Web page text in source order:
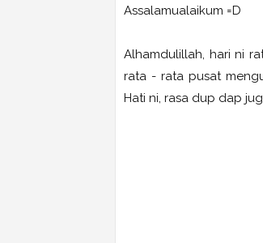
Assalamualaikum =D
Alhamdulillah, hari ni
rata - rata pusat
Hati ni, rasa dup dap